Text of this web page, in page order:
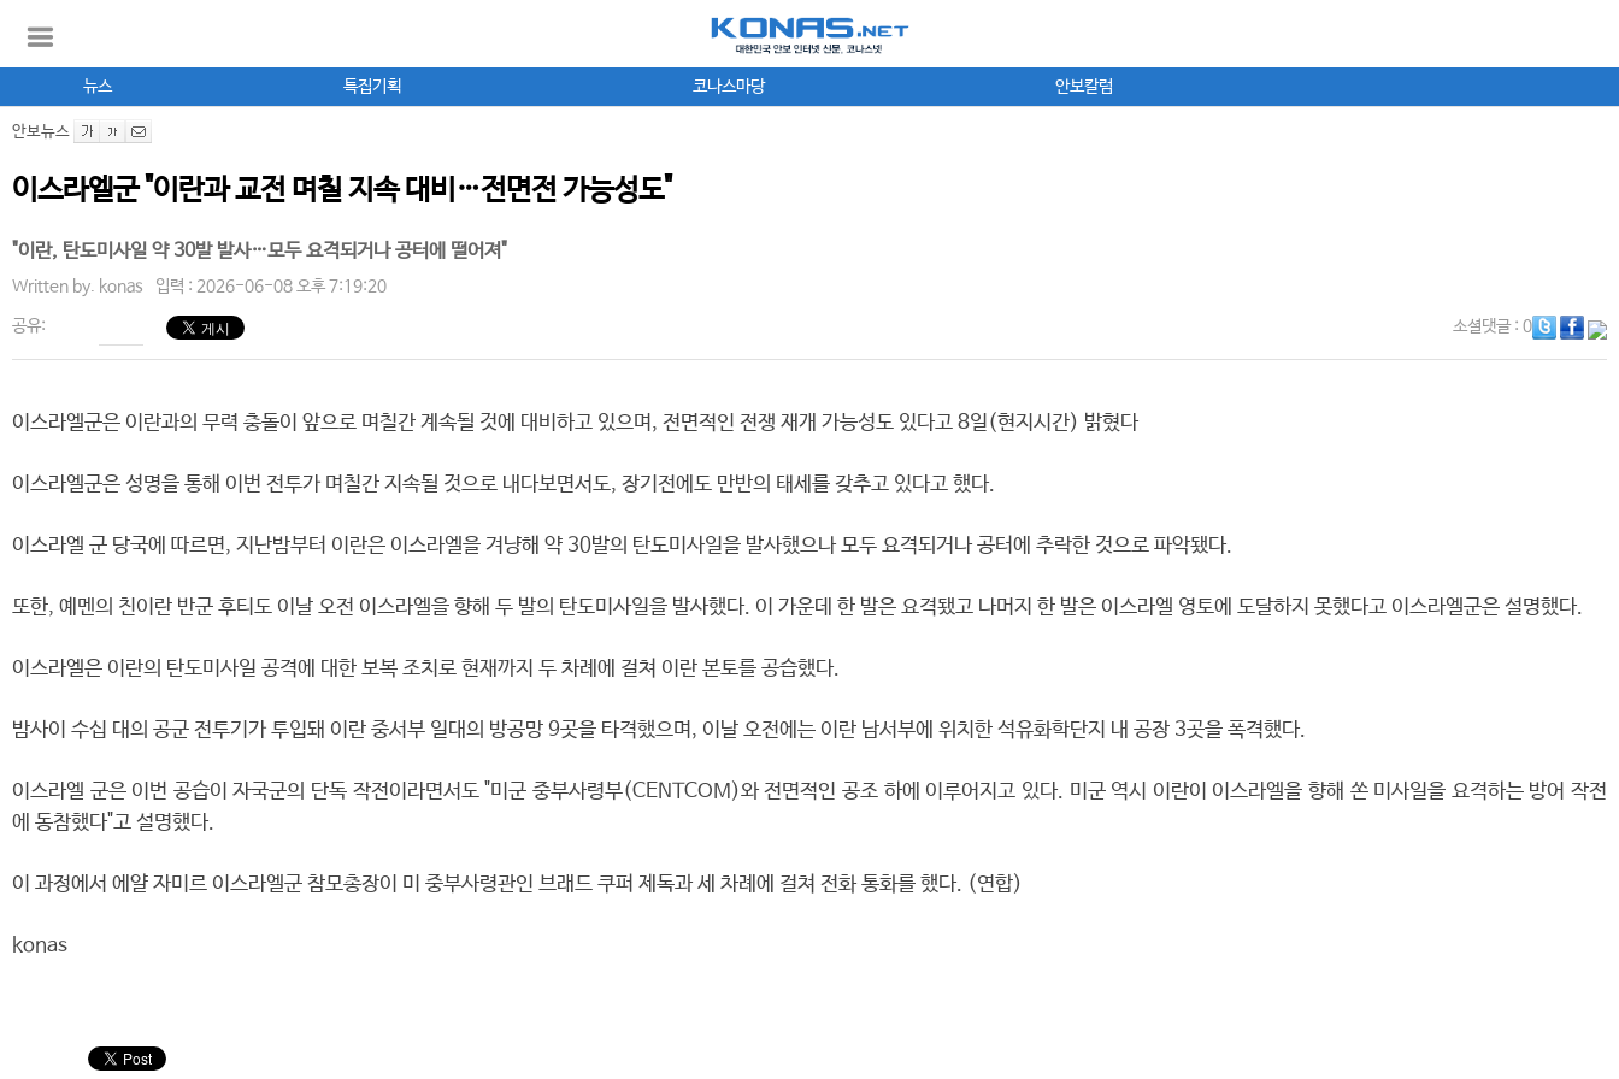
뉴스 특집기획 코나스마당 안보칼럼
안보뉴스
이스라엘군 "이란과 교전 며칠 지속 대비…전면전 가능성도"
"이란, 탄도미사일 약 30발 발사…모두 요격되거나 공터에 떨어져"
Written by. konas 입력 : 2026-06-08 오후 7:19:20
공유: 소셜댓글: 0
이스라엘군은 이란과의 무력 충돌이 앞으로 며칠간 계속될 것에 대비하고 있으며, 전면적인 전쟁 재개 가능성도 있다고 8일(현지시간) 밝혔다
이스라엘군은 성명을 통해 이번 전투가 며칠간 지속될 것으로 내다보면서도, 장기전에도 만반의 태세를 갖추고 있다고 했다.
이스라엘 군 당국에 따르면, 지난밤부터 이란은 이스라엘을 겨냥해 약 30발의 탄도미사일을 발사했으나 모두 요격되거나 공터에 추락한 것으로 파악됐다.
또한, 예멘의 친이란 반군 후티도 이날 오전 이스라엘을 향해 두 발의 탄도미사일을 발사했다. 이 가운데 한 발은 요격됐고 나머지 한 발은 이스라엘 영토에 도달하지 못했다고 이스라엘군은 설명했다.
이스라엘은 이란의 탄도미사일 공격에 대한 보복 조치로 현재까지 두 차례에 걸쳐 이란 본토를 공습했다.
밤사이 수십 대의 공군 전투기가 투입돼 이란 중서부 일대의 방공망 9곳을 타격했으며, 이날 오전에는 이란 남서부에 위치한 석유화학단지 내 공장 3곳을 폭격했다.
이스라엘 군은 이번 공습이 자국군의 단독 작전이라면서도 "미군 중부사령부(CENTCOM)와 전면적인 공조 하에 이루어지고 있다. 미군 역시 이란이 이스라엘을 향해 쏜 미사일을 요격하는 방어 작전
에 동참했다"고 설명했다.
이 과정에서 에얄 자미르 이스라엘군 참모총장이 미 중부사령관인 브래드 쿠퍼 제독과 세 차례에 걸쳐 전화 통화를 했다. (연합)
konas